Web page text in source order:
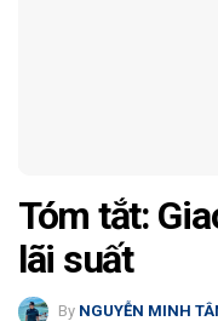
Tóm tắt:
lãi suất
By NGUYỄN MINH